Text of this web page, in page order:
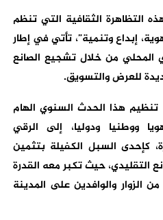
التظاهرة الثقافية التي تنظم
إبداع وتنمية”، تأتي في إطار
المحلي من خلال تشجيع الصانع
للعرض والتسويق.
هذا الحدث السنوي الهام
ووطنيا ودوليا، إلى الرقي
كإحدى السبل الكفيلة بتثمين
التقليدي، حيث تكبر معه القدرة
الزوار والوافدين على المدينة